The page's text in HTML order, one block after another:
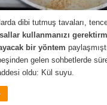
dibi tutmuş tavaları,
kullanmanızı
bir yöntem
gelen sohbetlerde
oldu: Kül suyu.